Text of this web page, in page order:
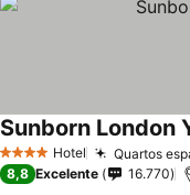
4 EstrelasHotel Quartos
Sunborn London
8,8 Excelente 16.770